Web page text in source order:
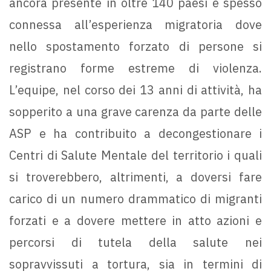
connessa all’esperienza migratoria dove
nello spostamento forzato di persone si
registrano forme estreme di violenza.
L’equipe, nel corso dei 13 anni di attività, ha
sopperito a una grave carenza da parte delle
ASP e ha contribuito a decongestionare i
Centri di Salute Mentale del territorio i quali
si troverebbero, altrimenti, a doversi fare
carico di un numero drammatico di migranti
forzati e a dovere mettere in atto azioni e
percorsi di tutela della salute nei
sopravvissuti a tortura, sia in termini di